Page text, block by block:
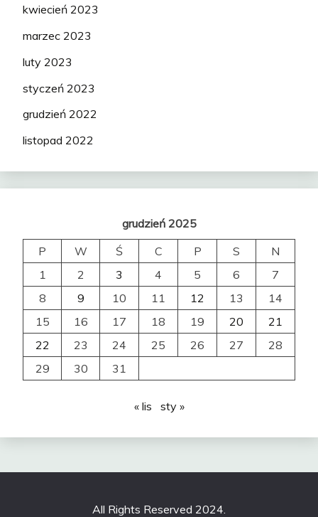
kwiecień 2023
marzec 2023
luty 2023
styczeń 2023
grudzień 2022
listopad 2022
grudzień 2025
P
W Ś C P S
N
1
2 3 4 5 6
7
8
9 10 11 12 13
14
15
16 17 18 19 20
21
22
23 24 25 26 27
28
29
30 31
« lis sty »
All Rights Reserved 2024.